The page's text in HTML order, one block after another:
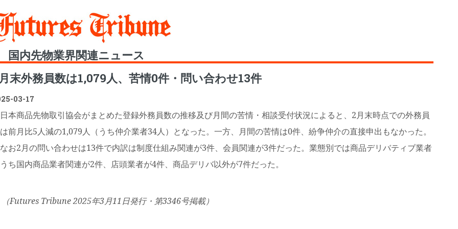
国内先物業界関連ニュース
末外務員数は1,079人、苦情0件・問い合わせ13件
03-17
商品先物取引協会がまとめた登録外務員数の推移及び月間の苦情・相談受付状況によると、2月末時点での外務員
前月比5人減の1,079人（うち仲介業者34人）となった。一方、月間の苦情は0件、紛争仲介の直接申出もなかった。
2月の問い合わせは13件で内訳は制度仕組み関連が3件、会員関連が3件だった。業態別では商品デリバティブ業者
ち国内商品業者関連が2件、店頭業者が4件、商品デリバ以外が7件だった。
（Futures Tribune 2025年3月11日発行・第3346号掲載）
Toggle